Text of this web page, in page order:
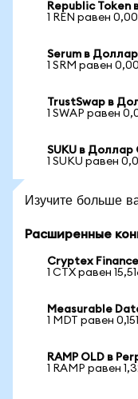
Republic
1 REN равен
Serum в
1 SRM равен
TrustSwap в
1 SWAP равен
SUKU в
1 SUKU равен
Изучите больше
Расширенные
Cryptex
1 CTX равен
Measurable
1 MDT равен
RAMP OLD в
1 RAMP равен